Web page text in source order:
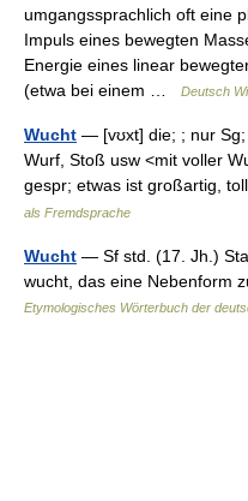
umgangssprachlich oft eine
Impuls eines bewegten
Energie eines linear
(etwa bei einem …
Deutsch
Wucht — [vʊxt] die; ; nur Sg;
Wurf, Stoß usw <mit voller
gespr; etwas ist großartig,
als Fremdsprache
Wucht — Sf std. (17. Jh.)
wucht, das eine Nebenform
Etymologisches Wörterbuch der